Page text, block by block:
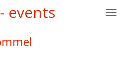
events